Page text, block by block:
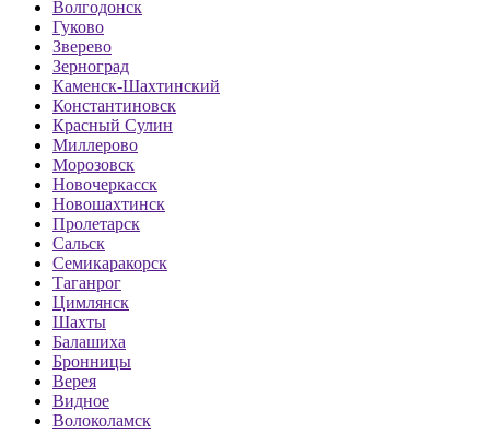
Волгодонск
Гуково
Зверево
Зерноград
Каменск-Шахтинский
Константиновск
Красный Сулин
Миллерово
Морозовск
Новочеркасск
Новошахтинск
Пролетарск
Сальск
Семикаракорск
Таганрог
Цимлянск
Шахты
Балашиха
Бронницы
Верея
Видное
Волоколамск